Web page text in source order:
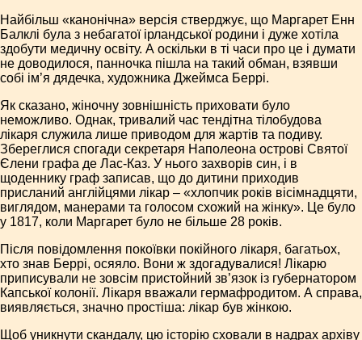
Найбільш «канонічна» версія стверджує, що Маргарет Енн
Балклі була з небагатої ірландської родини і дуже хотіла
здобути медичну освіту. А оскільки в ті часи про це і думати
не доводилося, панночка пішла на такий обман, взявши
собі ім’я дядечка, художника Джеймса Беррі.
Як сказано, жіночну зовнішність приховати було
неможливо. Однак, тривалий час тендітна тілобудова
лікаря служила лише приводом для жартів та подиву.
Збереглися спогади секретаря Наполеона острові Святої
Єлени графа де Лас-Каз. У нього захворів син, і в
щоденнику граф записав, що до дитини приходив
присланий англійцями лікар – «хлопчик років вісімнадцяти,
виглядом, манерами та голосом схожий на жінку». Це було
у 1817, коли Маргарет було не більше 28 років.
Після повідомлення покоївки покійного лікаря, багатьох,
хто знав Беррі, осяяло. Вони ж здогадувалися! Лікарю
приписували не зовсім пристойний зв’язок із губернатором
Капської колонії. Лікаря вважали гермафродитом. А справа,
виявляється, значно простіша: лікар був жінкою.
Щоб уникнути скандалу, цю історію сховали в надрах архіву